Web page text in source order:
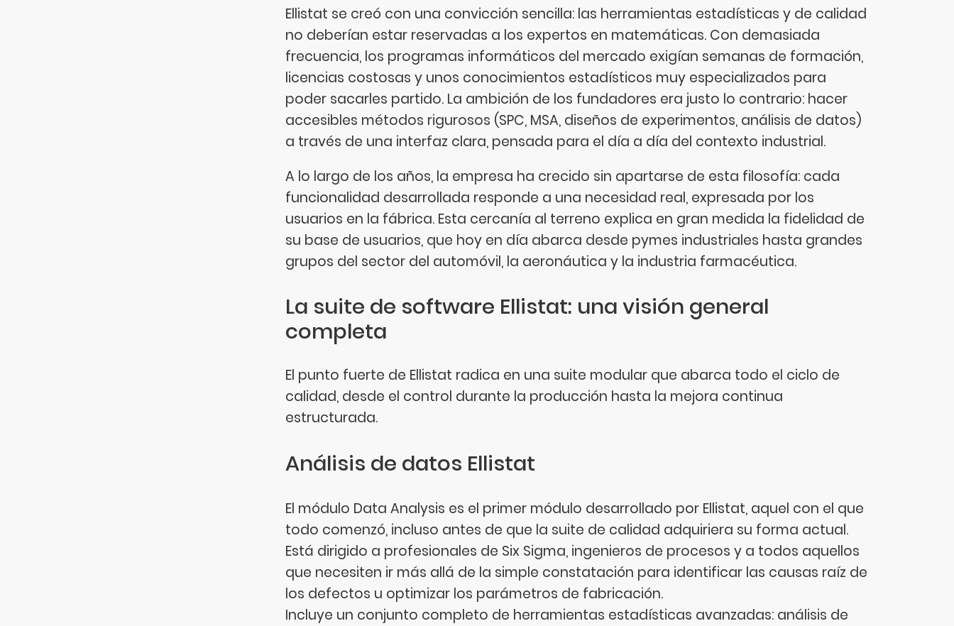
Ellistat se creó con una convicción sencilla: las herramientas estadísticas y de calidad
no deberían estar reservadas a los expertos en matemáticas. Con demasiada
frecuencia, los programas informáticos del mercado exigían semanas de formación,
licencias costosas y unos conocimientos estadísticos muy especializados para
poder sacarles partido. La ambición de los fundadores era justo lo contrario: hacer
accesibles métodos rigurosos (SPC, MSA, diseños de experimentos, análisis de datos)
a través de una interfaz clara, pensada para el día a día del contexto industrial.
A lo largo de los años, la empresa ha crecido sin apartarse de esta filosofía: cada
funcionalidad desarrollada responde a una necesidad real, expresada por los
usuarios en la fábrica. Esta cercanía al terreno explica en gran medida la fidelidad de
su base de usuarios, que hoy en día abarca desde pymes industriales hasta grandes
grupos del sector del automóvil, la aeronáutica y la industria farmacéutica.
La suite de software Ellistat: una visión general
completa
El punto fuerte de Ellistat radica en una suite modular que abarca todo el ciclo de
calidad, desde el control durante la producción hasta la mejora continua
estructurada.
Análisis de datos Ellistat
El módulo Data Analysis es el primer módulo desarrollado por Ellistat, aquel con el que
todo comenzó, incluso antes de que la suite de calidad adquiriera su forma actual.
Está dirigido a profesionales de Six Sigma, ingenieros de procesos y a todos aquellos
que necesiten ir más allá de la simple constatación para identificar las causas raíz de
los defectos u optimizar los parámetros de fabricación.
Incluye un conjunto completo de herramientas estadísticas avanzadas: análisis de